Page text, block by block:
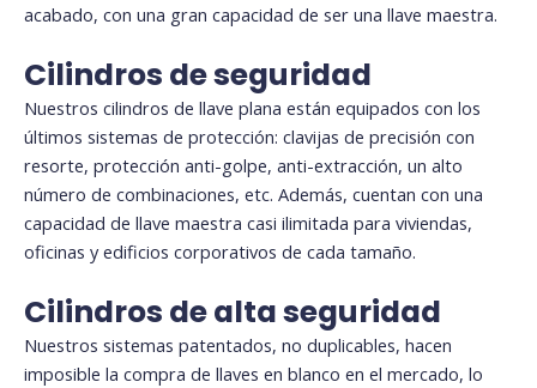
acabado, con una gran capacidad de ser una llave maestra.
Cilindros de seguridad
Nuestros cilindros de llave plana están equipados con los
últimos sistemas de protección: clavijas de precisión con
resorte, protección anti-golpe, anti-extracción, un alto
número de combinaciones, etc. Además, cuentan con una
capacidad de llave maestra casi ilimitada para viviendas,
oficinas y edificios corporativos de cada tamaño.
Cilindros de alta seguridad
Nuestros sistemas patentados, no duplicables, hacen
imposible la compra de llaves en blanco en el mercado, lo